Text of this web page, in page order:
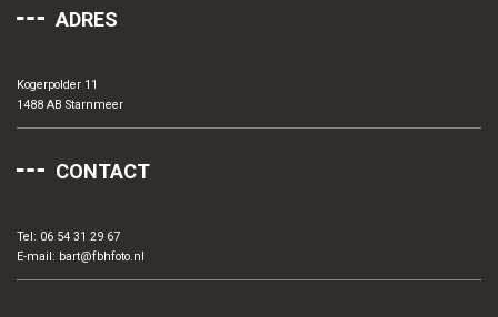
ADRES
Kogerpolder 11
1488 AB Starnmeer
CONTACT
Tel: 06 54 31 29 67
E-mail: bart@fbhfoto.nl